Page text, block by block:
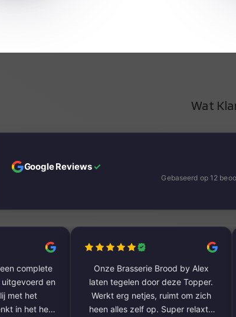
Wat
Google Reviews✓
Gebaseerd op 12
complete
en
met het
in het hele
Onze Brasserie Brood by Alex
laten tegelen door deze Topper.
Werkt erg netjes, ruimt om zich
heen alles zelf op. Super relaxte